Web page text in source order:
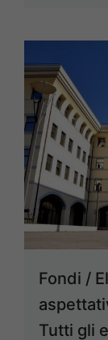
Fondi /
Tutti gli